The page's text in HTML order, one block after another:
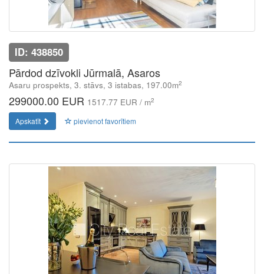
ID: 438850
Pārdod dzīvokli Jūrmalā, Asaros
Asaru prospekts, 3. stāvs, 3 istabas, 197.00m2
299000.00 EUR 1517.77 EUR / m2
Apskatīt pievienot favorītiem